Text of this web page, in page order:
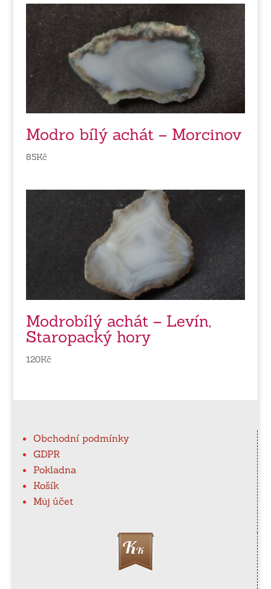
Modro bílý achát – Morcinov
85Kč
Modrobílý achát – Levín,
Staropacký hory
120Kč
Obchodní podmínky
GDPR
Pokladna
Košík
Můj účet